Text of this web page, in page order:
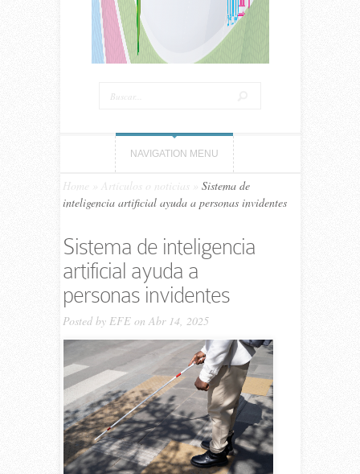
NAVIGATION MENU
Home Artículos o noticias
Sistema de
inteligencia artificial ayuda a personas invidentes
Sistema de inteligencia
artificial ayuda a
personas invidentes
Posted by EFEon Abr 14, 2025